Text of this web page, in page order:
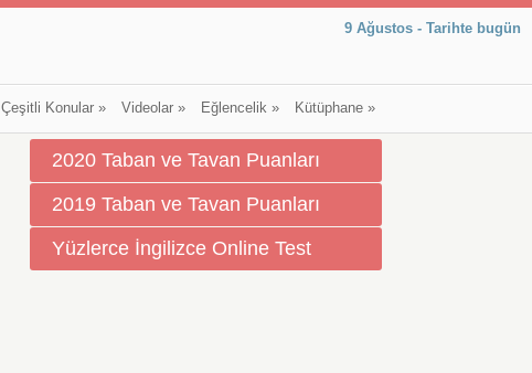
9 Ağustos - Tarihte bugün
Çeşitli Konular» Videolar» Eğlencelik» Kütüphane»
2020 Taban ve Tavan Puanları
2019 Taban ve Tavan Puanları
Yüzlerce İngilizce Online Test